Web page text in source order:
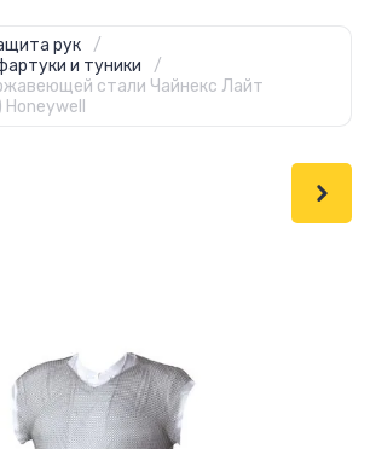
рук
/
и туники
/
стали Чайнекс Лайт
Honeywell